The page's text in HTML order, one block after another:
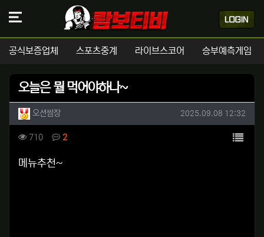
공식보증업체 스포츠중계 라이브스코어 승부예측게임
오늘은 뭘 먹어야하나~
작성자 정보
오션쌈장작성 작성일
2025.09.08 12:32
컨텐츠 정보
710조회 2댓글 목록
본문
메뉴추천~